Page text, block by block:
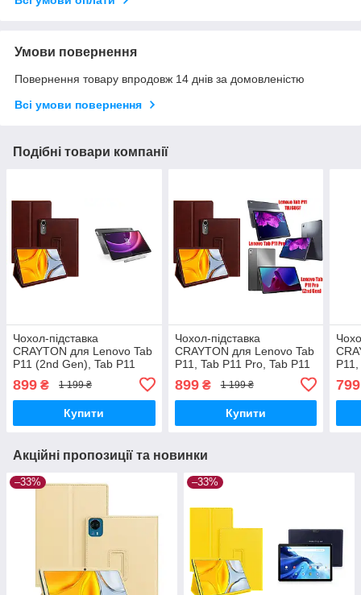
Умови повернення
Повернення товару впродовж 14 днів за домовленістю
Всі умови повернення
Подібні товари компанії
Чохол-підставка
CRAYTON для Lenovo Tab
P11 (2nd Gen), Tab P11
захист і ручне збирання,
колір Карміновий
899 ₴ 1 199 ₴
Купити
Чохол-підставка
CRAYTON для Lenovo Tab
P11, Tab P11 Pro, Tab P11
Plus 2021 — стиль, захист
і ручне збирання, колір
Карміновий
899₴ 1 199 ₴
Купити
і
799
Акційні пропозиції та новинки
–33% –33%